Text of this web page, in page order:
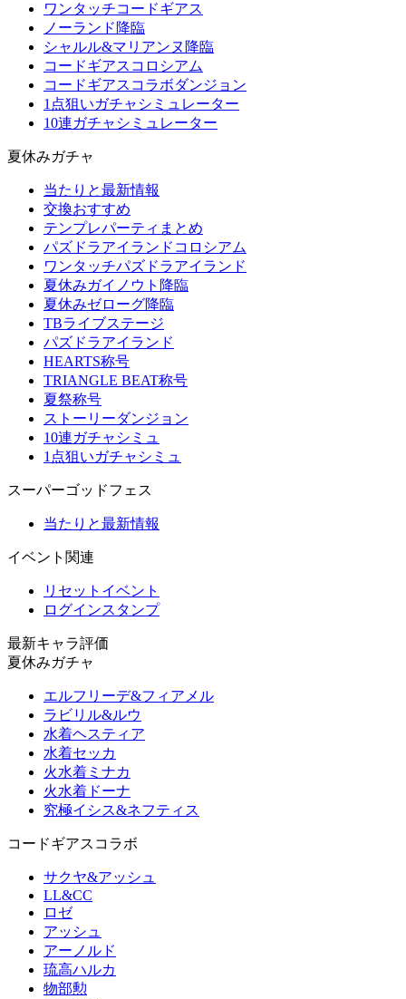
ワンタッチコードギアス
ノーランド降臨
シャルル&マリアンヌ降臨
コードギアスコロシアム
コードギアスコラボダンジョン
1点狙いガチャシミュレーター
10連ガチャシミュレーター
夏休みガチャ
当たりと最新情報
交換おすすめ
テンプレパーティまとめ
パズドラアイランドコロシアム
ワンタッチパズドラアイランド
夏休みガイノウト降臨
夏休みゼローグ降臨
TBライブステージ
パズドラアイランド
HEARTS称号
TRIANGLE BEAT称号
夏祭称号
ストーリーダンジョン
10連ガチャシミュ
1点狙いガチャシミュ
スーパーゴッドフェス
当たりと最新情報
イベント関連
リセットイベント
ログインスタンプ
最新キャラ評価
夏休みガチャ
エルフリーデ&フィアメル
ラビリル&ルウ
水着ヘスティア
水着セッカ
火水着ミナカ
火水着ドーナ
究極イシス&ネフティス
コードギアスコラボ
サクヤ&アッシュ
LL&CC
ロゼ
アッシュ
アーノルド
琉高ハルカ
物部勲